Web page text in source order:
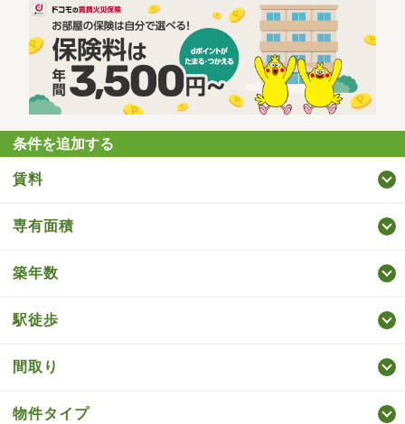
条件を追加する
賃料
専有面積
築年数
駅徒歩
間取り
物件タイプ